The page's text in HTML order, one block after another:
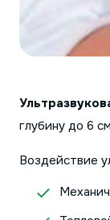
глубину до 6
Воздействие